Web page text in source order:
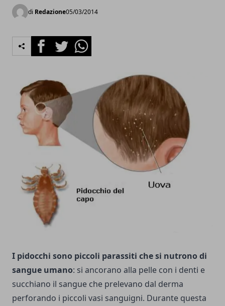
di Redazione05/03/2014
FacebookTwitterWhatsapp
I pidocchi sono piccoli parassiti che si nutrono di
sangue umano: si ancorano alla pelle con i denti e
succhiano il sangue che prelevano dal derma
perforando i piccoli vasi sanguigni. Durante questa